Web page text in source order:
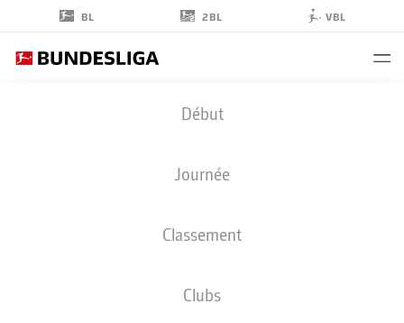
BL 2BL VBL
Début
Journée
Classement
Clubs